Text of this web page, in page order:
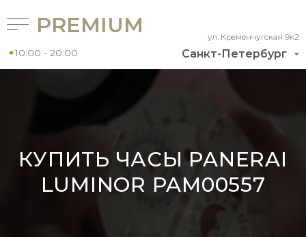
Санкт-Петербург
ул. Кременчугская 9к2
PREMIUM
10:00 - 20:00
КУПИТЬ ЧАСЫ PANERAI
LUMINOR PAM00557